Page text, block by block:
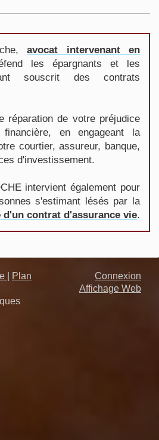
avocat intervenant en
les épargnants et les
souscrit des contrats
réparation de votre préjudice
en engageant la
courtier, assureur, banque,
d'investissement.
intervient également pour
s'estimant lésés par la
contrat d'assurance vie.
Plan
Connexion
Affichage Web